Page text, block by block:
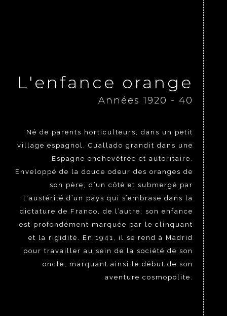
L'enfance orange
Années 1920 - 40
Né de parents horticulteurs, dans un petit
village espagnol, Cuallado grandit dans une
Espagne enchevêtrée et autoritaire.
Enveloppé de la douce odeur des oranges de
son père, d’un côté et submergé par
l'austérité d’un pays qui s’embrase dans la
dictature de Franco, de l’autre; son enfance
est profondément marquée par le clinquant
et la rigidité. En 1941, il se rend à Madrid
pour travailler au sein de la société de son
oncle, marquant ainsi le début de son
aventure cosmopolite.